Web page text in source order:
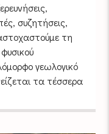
συζητήσεις,
τη
γεωλογικό
τα τέσσερα